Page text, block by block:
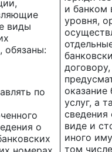
виды
обязаны:
по
о
и банком
уровня,
договору,
оказание
услуг, а
сведения
виде и
иного
том числе